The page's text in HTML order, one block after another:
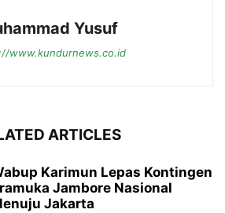
Yusuf
www.kundurnews.co.id
ARTICLES
Karimun Lepas Kontingen
Jambore Nasional
Jakarta